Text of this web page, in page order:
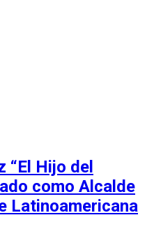
“El Hijo del
como Alcalde
Latinoamericana